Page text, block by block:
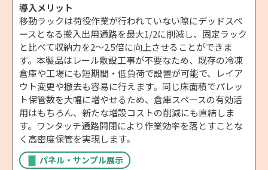
導入メリット
移動ラックは荷役作業が行われていない際にデッドスペ
ースとなる搬入出用通路を最大1/2に削減し、固定ラック
と比べて収納力を2〜2.5倍に向上させることができま
す。本製品はレール敷設工事が不要なため、既存の冷凍
倉庫や工場にも短期間・低負荷で設置が可能で、レイア
ウト変更や撤去も容易に行えます。同じ床面積でパレッ
ト保管数を大幅に増やせるため、倉庫スペースの有効活
用はもちろん、新たな増設コストの削減にも直結しま
す。ワンタッチ通路開閉により作業効率を落とすことな
く高密度保管を実現します。
パネル・サンプル展示